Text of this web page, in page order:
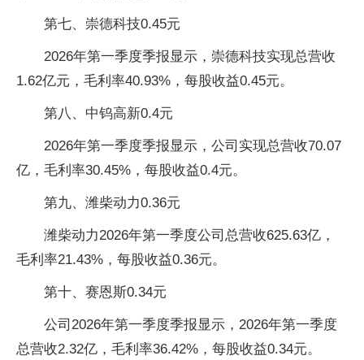
第七、崇德科技0.45元
2026年第一季度季报显示，崇德科技实现总营收
1.62亿元，毛利率40.93%，每股收益0.45元。
第八、中钨高新0.4元
2026年第一季度季报显示，公司实现总营收70.07
亿，毛利率30.45%，每股收益0.4元。
第九、潍柴动力0.36元
潍柴动力2026年第一季度公司总营收625.63亿，
毛利率21.43%，每股收益0.36元。
第十、赛恩斯0.34元
公司2026年第一季度季报显示，2026年第一季度
总营收2.32亿，毛利率36.42%，每股收益0.34元。